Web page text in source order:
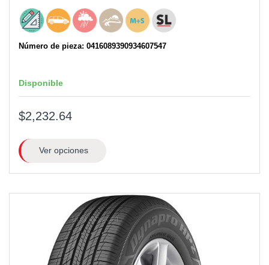
Número de pieza: 0416089390934607547
Disponible
$2,232.64
Ver opciones